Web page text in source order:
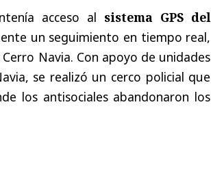
acceso al sistema GPS del
un seguimiento en tiempo real,
Navia. Con apoyo de unidades
se realizó un cerco policial que
los antisociales abandonaron los